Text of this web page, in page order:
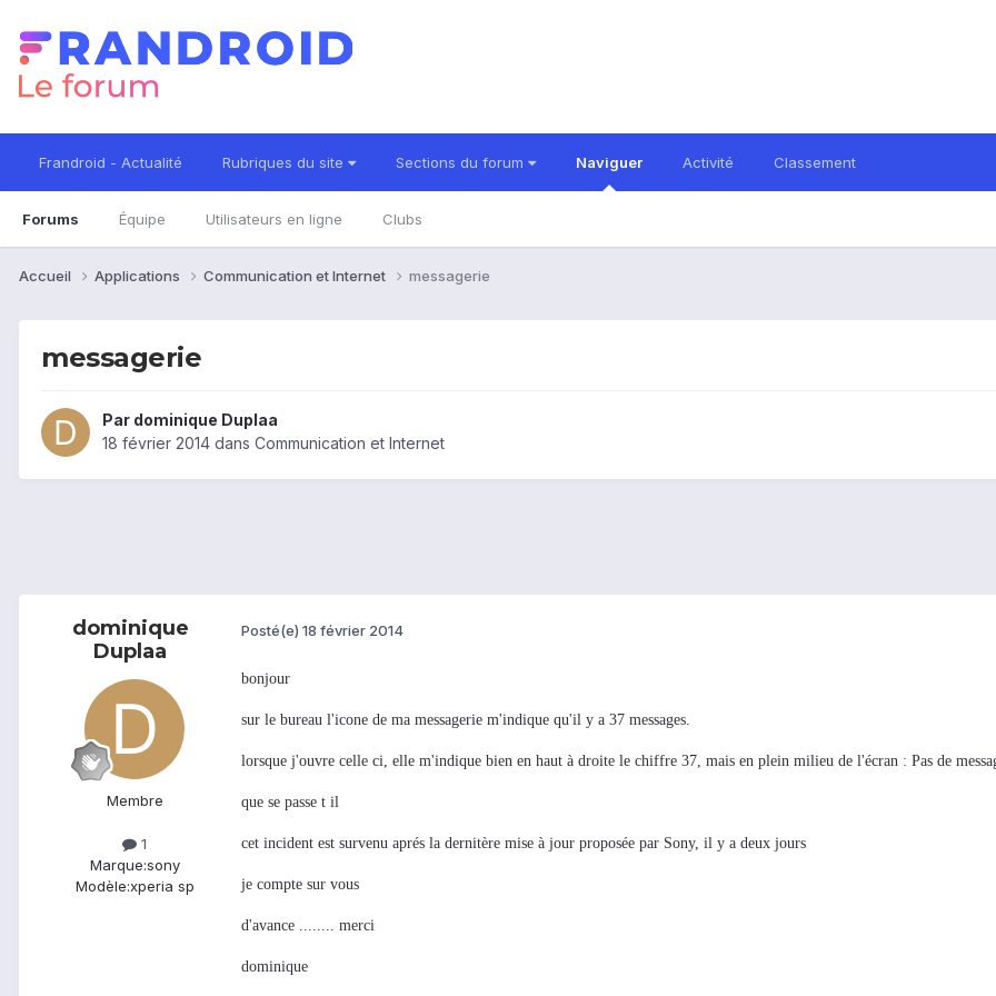
Frandroid - Actualité Rubriques du site Sections du forum Naviguer
Forums Équipe Utilisateurs en ligne Clubs
Activité Classement
Accueil Applications Communication et Internet messagerie
messagerie
Par dominique Duplaa
18 février 2014 dans Communication et Internet
dominique
Duplaa
Membre
1
Marque:sony
Modèle:xperia sp
Posté(e) 18 février 2014
bonjour
sur le bureau l'icone de ma messagerie m'indique qu'il y a 37 messages.
lorsque j'ouvre celle ci, elle m'indique bien en haut à droite le chiffre 37, mais en plein milieu de l'écran : Pas de
que se passe t il
cet incident est survenu aprés la dernitère mise à jour proposée par Sony, il y a deux jours
je compte sur vous
d'avance ........ merci
dominique